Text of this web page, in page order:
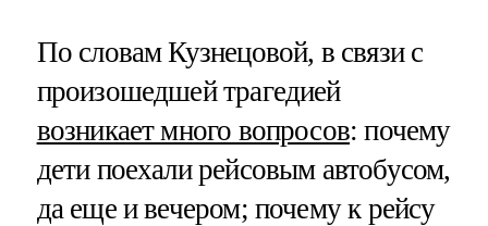
По словам Кузнецовой, в связи с
произошедшей трагедией
возникает много вопросов: почему
дети поехали рейсовым автобусом,
да еще и вечером; почему к рейсу